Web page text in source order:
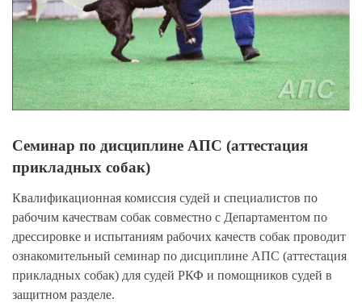
Семинар по дисциплине АПС (аттестация
прикладных собак)
Квалификационная комиссия судей и специалистов по
рабочим качествам собак совместно с Департаментом по
дрессировке и испытаниям рабочих качеств собак проводит
ознакомительный семинар по дисциплине АПС (аттестация
прикладных собак) для судей РКФ и помощников судей в
защитном разделе.